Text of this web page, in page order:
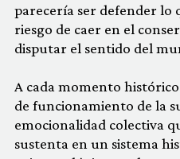
parecería ser defender lo
riesgo de caer en el
disputar el sentido del
A cada momento
de funcionamiento de la
emocionalidad colectiva
sustenta en un sistema